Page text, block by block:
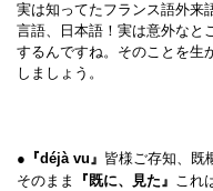
実は知ってたフランス語外来
言語、日本語！実は意外なと
するんですね。そのことを生
しましょう。
●『déjà vu』 皆様ご存知、既
そのまま
『既に、見た』 これ